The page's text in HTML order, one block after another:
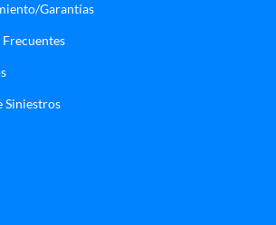
Garantías
Siniestros